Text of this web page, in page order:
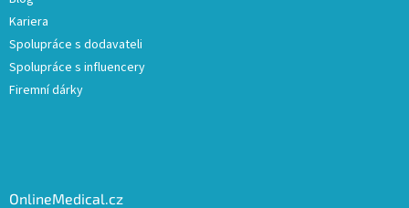
Kariera
Spolupráce s dodavateli
Spolupráce s influencery
Firemní dárky
OnlineMedical.cz